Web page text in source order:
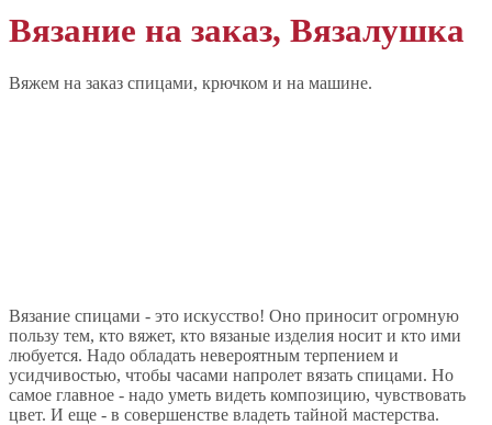
Вязание на заказ, Вязалушка
Вяжем на заказ спицами, крючком и на машине.
Вязание спицами - это искусство! Оно приносит огромную
пользу тем, кто вяжет, кто вязаные изделия носит и кто ими
любуется. Надо обладать невероятным терпением и
усидчивостью, чтобы часами напролет вязать спицами. Но
самое главное - надо уметь видеть композицию, чувствовать
цвет. И еще - в совершенстве владеть тайной мастерства.